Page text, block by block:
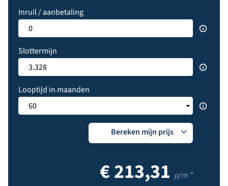
Inruil / aanbetaling
Slottermijn
Looptijd in maanden
Bereken mijn prijs
€213,31 p/m *